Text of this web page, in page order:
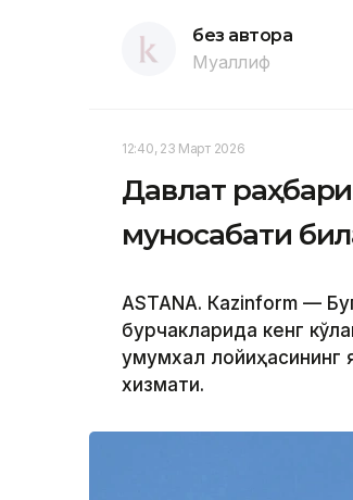
без автора
Муаллиф
12:40, 23 Март 2026
Давлат
муносабати
ASTANА. Кazinform —
бурчакларида кенг
умумхалқ лойиҳасининг
хизмати.